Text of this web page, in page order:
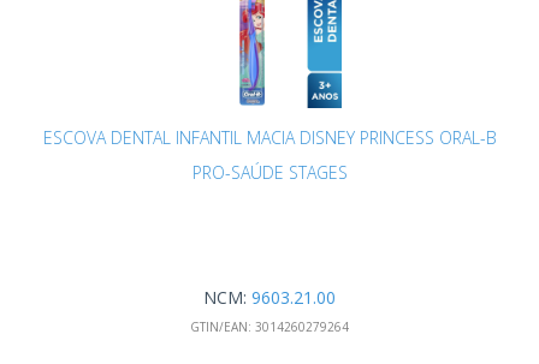
ESCOVA DENTAL INFANTIL MACIA DISNEY PRINCESS ORAL-B
PRO-SAÚDE STAGES
NCM: 9603.21.00
GTIN/EAN: 3014260279264